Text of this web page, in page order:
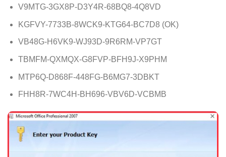
V9MTG-3GX8P-D3Y4R-68BQ8-4Q8VD
KGFVY-7733B-8WCK9-KTG64-BC7D8 (OK)
VB48G-H6VK9-WJ93D-9R6RM-VP7GT
TBMFM-QXMQX-G8FVP-BFH9J-X9PHM
MTP6Q-D868F-448FG-B6MG7-3DBKT
FHH8R-7WC4H-BH696-VBV6D-VCBMB